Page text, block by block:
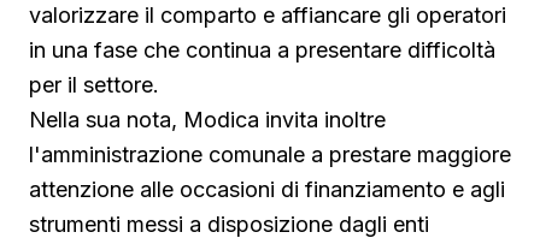
valorizzare il comparto e affiancare gli operatori
in una fase che continua a presentare difficoltà
per il settore.
Nella sua nota, Modica invita inoltre
l'amministrazione comunale a prestare maggiore
attenzione alle occasioni di finanziamento e agli
strumenti messi a disposizione dagli enti